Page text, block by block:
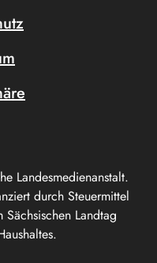
Landesmedienanstalt.
durch Steuermittel
Landtag